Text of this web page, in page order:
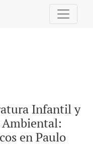
y Juvenil en la
Infantil y
Ambiental:
en Paulo